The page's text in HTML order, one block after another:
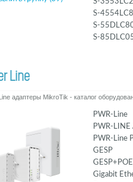
S-
S-
S-
Line
адаптеры MikroTik - каталог
PWR-Line
PWR-LINE
PWR-Line
GESP
Gigabit